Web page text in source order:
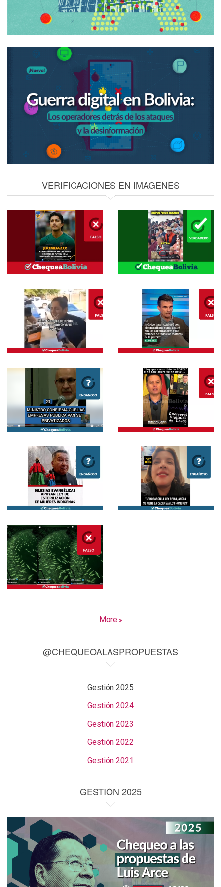
VERIFICACIONES EN IMAGENES
More
@CHEQUEOALASPROPUESTAS
Gestión 2025
Gestión 2024
Gestión 2023
Gestión 2022
Gestión 2021
GESTIÓN 2025